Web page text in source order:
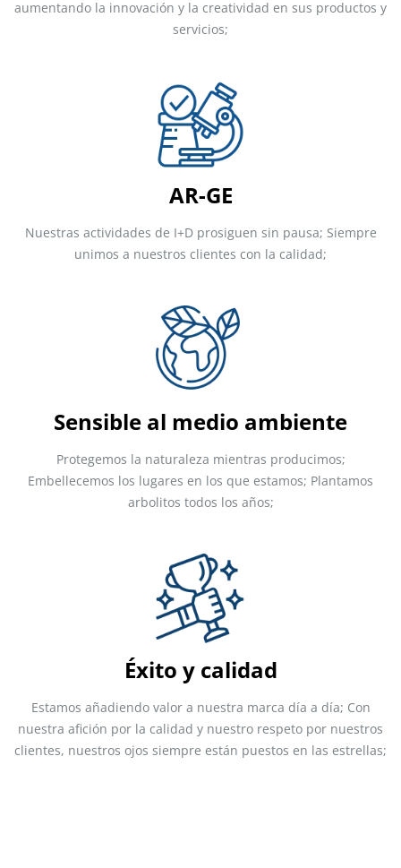
aumentando la innovación y la creatividad en sus productos y
servicios;
AR-GE
Nuestras actividades de I+D prosiguen sin pausa; Siempre
unimos a nuestros clientes con la calidad;
Sensible al medio ambiente
Protegemos la naturaleza mientras producimos;
Embellecemos los lugares en los que estamos; Plantamos
arbolitos todos los años;
Éxito y calidad
Estamos añadiendo valor a nuestra marca día a día; Con
nuestra afición por la calidad y nuestro respeto por nuestros
clientes, nuestros ojos siempre están puestos en las estrellas;